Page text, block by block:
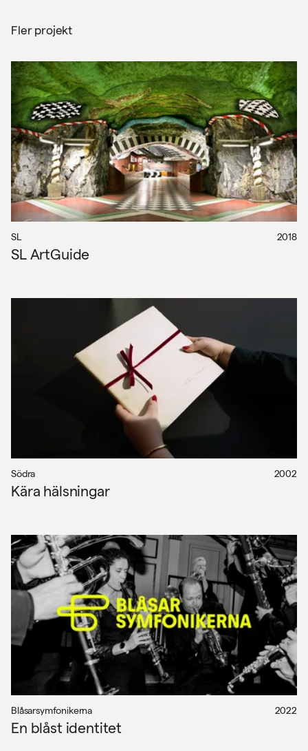
Fler projekt
SL 2018
SL ArtGuide
Södra 2002
Kära hälsningar
Blåsarsymfonikerna 2022
En blåst identitet